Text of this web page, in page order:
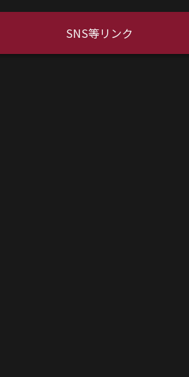
SNS等リンク